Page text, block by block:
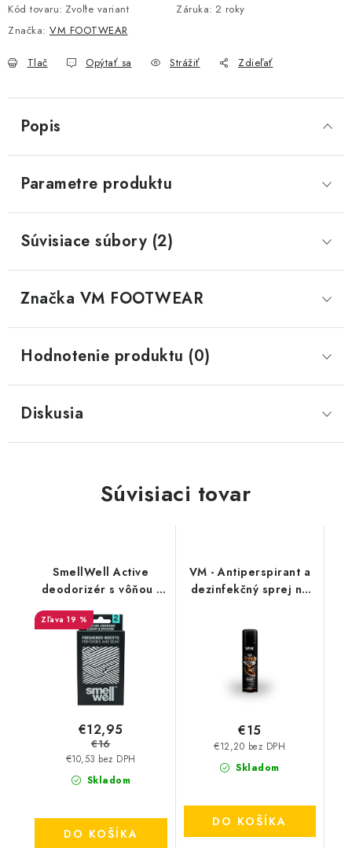
Kód tovaru: Zvoľte variant Záruka: 2 roky
Značka: VM FOOTWEAR
Tlač Opýtať sa Strážiť Zdieľať
Popis
Parametre produktu
Súvisiace súbory (2)
Značka VM FOOTWEAR
Hodnotenie produktu (0)
Diskusia
Súvisiaci tovar
SmellWell Active
deodorizér s vôňou -
19 %
Skladom
€10,53 bez DPH
€12,95
€16
DO KOŠÍKA
VM - Antiperspirant a
dezinfekčný sprej na
Skladom
€12,20 bez DPH
€15
DO KOŠÍKA